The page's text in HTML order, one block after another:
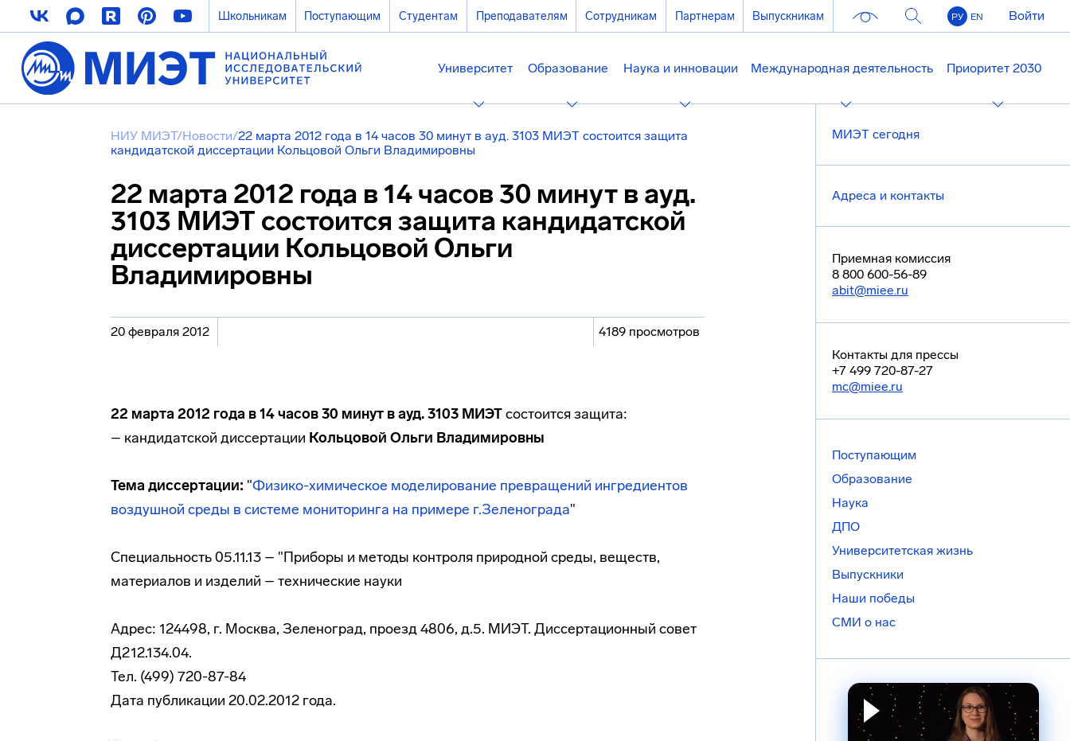
Школьникам Поступающим Студентам Преподавателям Сотрудникам Партнерам Выпускникам РУ EN Войти
Университет Образование Наука и инновации Международная деятельность Приоритет 2030
НИУ МИЭТ/Новости/22 марта 2012 года в 14 часов 30 минут в ауд. 3103 МИЭТ состоится защита
кандидатской диссертации Кольцовой Ольги Владимировны
22 марта 2012 года в 14 часов 30 минут в ауд.
3103 МИЭТ состоится защита кандидатской
диссертации Кольцовой Ольги
Владимировны
20 февраля 2012 4189 просмотров
22 марта 2012 года в 14 часов 30 минут в ауд. 3103 МИЭТсостоится защита:
– кандидатской диссертации Кольцовой Ольги Владимировны
Тема диссертации: "Физико-химическое моделирование превращений ингредиентов
воздушной среды в системе мониторинга на примере г.Зеленограда"
Специальность 05.11.13 – "Приборы и методы контроля природной среды, веществ,
материалов и изделий – технические науки
Адрес: 124498, г. Москва, Зеленоград, проезд 4806, д.5. МИЭТ. Диссертационный совет
Д212.134.04.
Тел. (499) 720-87-84
Дата публикации 20.02.2012 года.
МИЭТ сегодня
Адреса и контакты
Приемная комиссия
8 800 600-56-89
abit@miee.ru
Контакты для прессы
+7 499 720-87-27
mc@miee.ru
Поступающим
Образование
Наука
ДПО
Университетская жизнь
Выпускники
Наши победы
СМИ о нас